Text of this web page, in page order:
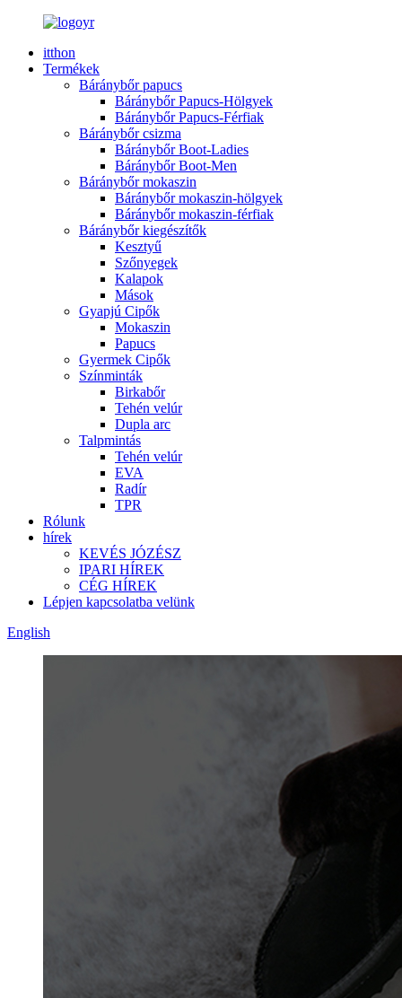
itthon
Termékek
Báránybőr papucs
Báránybőr Papucs-Hölgyek
Báránybőr Papucs-Férfiak
Báránybőr csizma
Báránybőr Boot-Ladies
Báránybőr Boot-Men
Báránybőr mokaszin
Báránybőr mokaszin-hölgyek
Báránybőr mokaszin-férfiak
Báránybőr kiegészítők
Kesztyű
Szőnyegek
Kalapok
Mások
Gyapjú Cipők
Mokaszin
Papucs
Gyermek Cipők
Színminták
Birkabőr
Tehén velúr
Dupla arc
Talpmintás
Tehén velúr
EVA
Radír
TPR
Rólunk
hírek
KEVÉS JÓZÉSZ
IPARI HÍREK
CÉG HÍREK
Lépjen kapcsolatba velünk
English